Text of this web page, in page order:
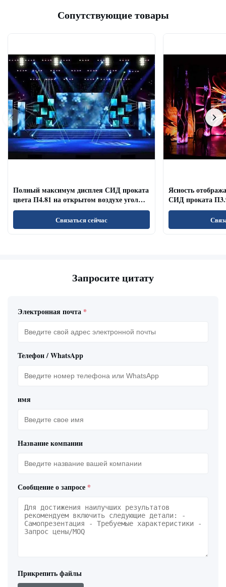
Сопутствующие товары
Полный максимум дисплея СИД проката
цвета П4.81 на открытом воздухе угол
наблюдения обновленного тарифа
Связаться сейчас
Ясность
СИД проката
залов/
Запросите цитату
Электронная почта *
Телефон / WhatsApp
имя
Название компании
Сообщение о запросе *
Прикрепить файлы